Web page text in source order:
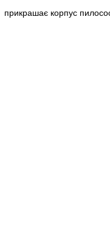
прикрашає корпус